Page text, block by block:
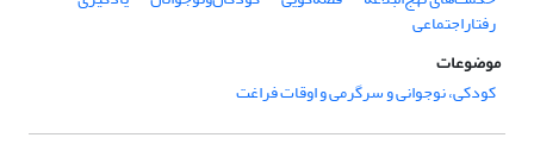
رفتاراجتماعی
موضوعات
کودکی، نوجوانی و سرگرمی و اوقات فراغت